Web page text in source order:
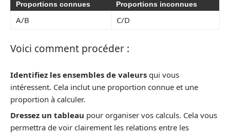
Proportions connues Proportions inconnues
A/B C/D
Voici comment procéder :
Identifiez les ensembles de valeurs qui vous
intéressent. Cela inclut une proportion connue et une
proportion à calculer.
Dressez un tableau pour organiser vos calculs. Cela vous
permettra de voir clairement les relations entre les